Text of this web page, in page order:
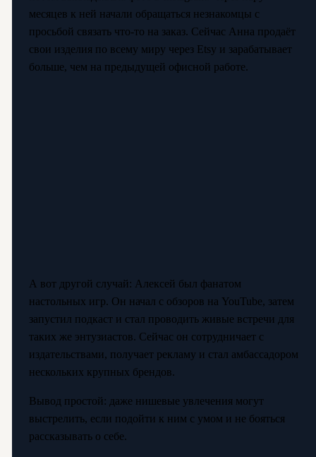
месяцев к ней начали обращаться незнакомцы с
просьбой связать что-то на заказ. Сейчас Анна продаёт
свои изделия по всему миру через Etsy и зарабатывает
больше, чем на предыдущей офисной работе.
А вот другой случай: Алексей был фанатом
настольных игр. Он начал с обзоров на YouTube, затем
запустил подкаст и стал проводить живые встречи для
таких же энтузиастов. Сейчас он сотрудничает с
издательствами, получает рекламу и стал амбассадором
нескольких крупных брендов.
Вывод простой: даже нишевые увлечения могут
выстрелить, если подойти к ним с умом и не бояться
рассказывать о себе.